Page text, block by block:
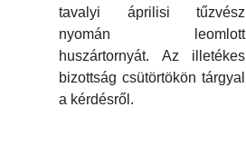
tavalyi áprilisi tűzvész
nyomán leomlott
huszártornyát. Az illetékes
bizottság csütörtökön tárgyal
a kérdésről.